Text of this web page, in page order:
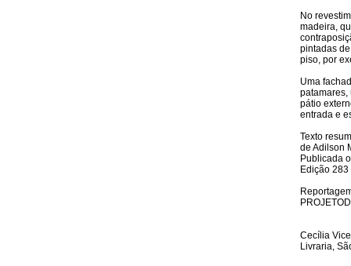
No
madeira,
pintadas
piso, por
Uma
patamares,
pátio
entrada e
Texto
de Adilson
Publicada
Edição
Cecília
Livraria,